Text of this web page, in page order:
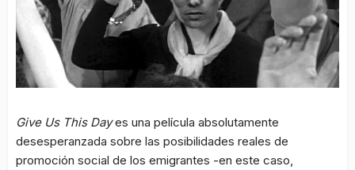
Give Us This Dayes una película absolutamente
desesperanzada sobre las posibilidades reales de
promoción social de los emigrantes -en este caso,